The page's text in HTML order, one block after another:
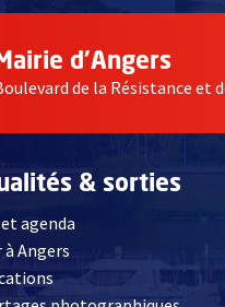
Mairie d'Angers
de la Résistance et
& sorties
agenda
Angers